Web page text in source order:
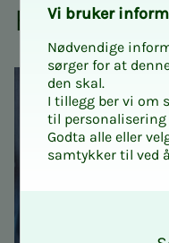
Vi bru­­­ker
Nødvendige
sørger for at
den skal.
I tillegg ber vi om
til
Godta alle eller
samtykker til ved